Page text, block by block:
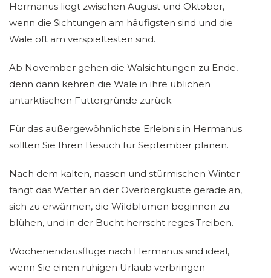
Hermanus liegt zwischen August und Oktober,
wenn die Sichtungen am häufigsten sind und die
Wale oft am verspieltesten sind.
Ab November gehen die Walsichtungen zu Ende,
denn dann kehren die Wale in ihre üblichen
antarktischen Futtergründe zurück.
Für das außergewöhnlichste Erlebnis in Hermanus
sollten Sie Ihren Besuch für September planen.
Nach dem kalten, nassen und stürmischen Winter
fängt das Wetter an der Overbergküste gerade an,
sich zu erwärmen, die Wildblumen beginnen zu
blühen, und in der Bucht herrscht reges Treiben.
Wochenendausflüge nach Hermanus sind ideal,
wenn Sie einen ruhigen Urlaub verbringen